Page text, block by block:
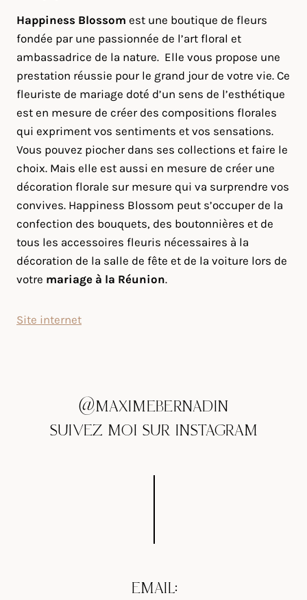
Happiness Blossom est une boutique de fleurs
fondée par une passionnée de l’art floral et
ambassadrice de la nature. Elle vous propose une
prestation réussie pour le grand jour de votre vie. Ce
fleuriste de mariage doté d’un sens de l’esthétique
est en mesure de créer des compositions florales
qui expriment vos sentiments et vos sensations.
Vous pouvez piocher dans ses collections et faire le
choix. Mais elle est aussi en mesure de créer une
décoration florale sur mesure qui va surprendre vos
convives. Happiness Blossom peut s’occuper de la
confection des bouquets, des boutonnières et de
tous les accessoires fleuris nécessaires à la
décoration de la salle de fête et de la voiture lors de
votre mariage à la Réunion.
Site internet
@MAXIMEBERNADIN
SUIVEZ MOI SUR INSTAGRAM
EMAIL: